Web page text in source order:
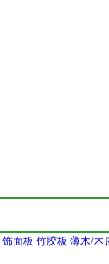
饰面板 竹胶板 薄木/木